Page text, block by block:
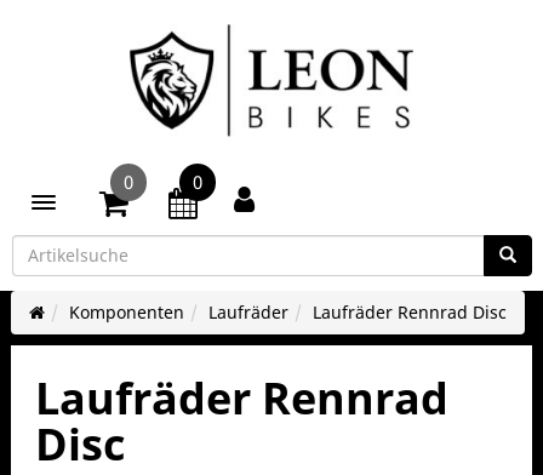
Toggle navigation
0 0
Komponenten Laufräder Laufräder Rennrad Disc
Laufräder Rennrad
Disc